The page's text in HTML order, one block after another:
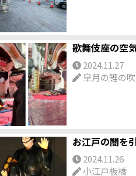
歌舞伎座の空
2024.11.27
皐月の鯉の
お江戸の闇を
2024.11.26
小江戸板橋